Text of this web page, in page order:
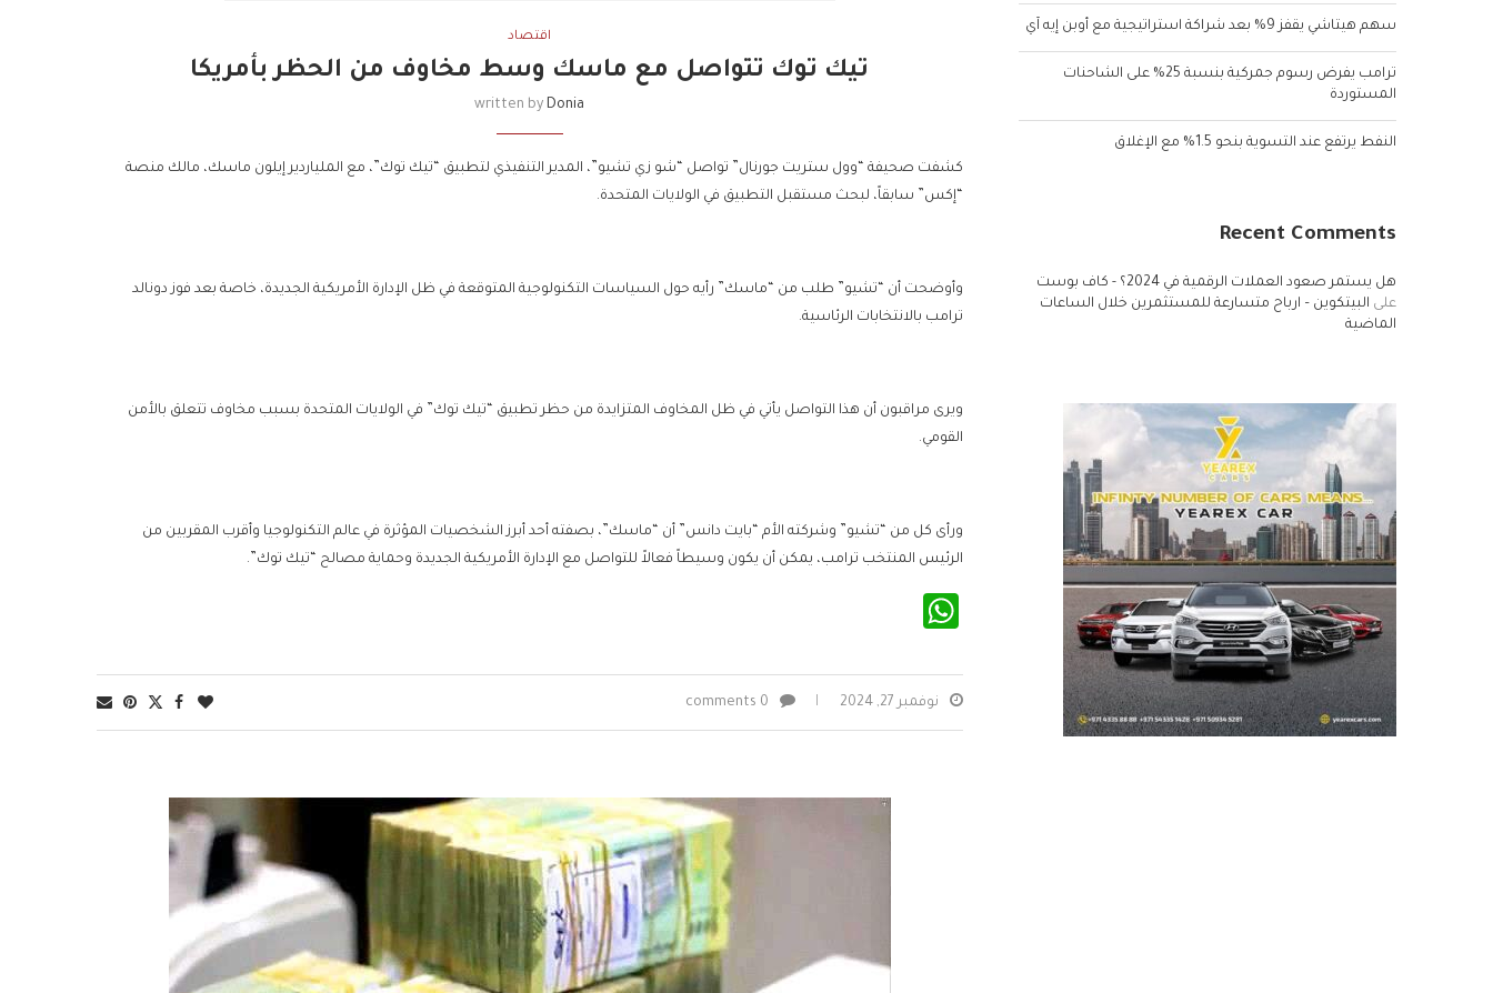
اقتصاد
تيك توك تتواصل مع ماسك وسط مخاوف من الحظر بأمريكا
written by Donia
كشفت صحيفة “وول ستريت جورنال” تواصل “شو زي تشيو”، المدير التنفيذي لتطبيق “تيك توك”، مع الملياردير إيلون ماسك، مالك منصة
“إكس” سابقاً، لبحث مستقبل التطبيق في الولايات المتحدة.
وأوضحت أن “تشيو” طلب من “ماسك” رأيه حول السياسات التكنولوجية المتوقعة في ظل الإدارة الأمريكية الجديدة، خاصة بعد فوز دونالد
ترامب بالانتخابات الرئاسية.
ويرى مراقبون أن هذا التواصل يأتي في ظل المخاوف المتزايدة من حظر تطبيق “تيك توك” في الولايات المتحدة بسبب مخاوف تتعلق بالأمن
القومي.
ورأى كل من “تشيو” وشركته الأم “بايت دانس” أن “ماسك”، بصفته أحد أبرز الشخصيات المؤثرة في عالم التكنولوجيا وأقرب المقربين من
الرئيس المنتخب ترامب، يمكن أن يكون وسيطاً فعالاً للتواصل مع الإدارة الأمريكية الجديدة وحماية مصالح “تيك توك”.
نوفمبر 27, 2024 0 comments
سهم هيتاشي يقفز 9% بعد شراكة استراتيجية مع أوبن إيه آي
ترامب يفرض رسوم جمركية بنسبة 25% على الشاحنات
المستوردة
النفط يرتفع عند التسوية بنحو 1.5% مع الإغلاق
Recent Comments
هل يستمر صعود العملات الرقمية في 2024؟ - كاف بوست
على البيتكوين – ارباح متسارعة للمستثمرين خلال الساعات
الماضية